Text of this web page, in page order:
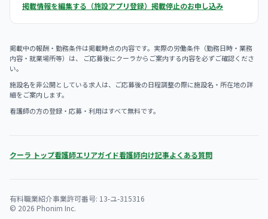
掲載情報を編集する（施設アプリ登録） 掲載停止のお申し込み
掲載中の報酬・勤務条件は掲載時点の内容です。実際の労働条件（勤務日時・業務
内容・就業場所等）は、 ご応募後にクーラからご案内する内容を必ずご確認くださ
い。
施設名を非公開としている求人は、ご応募後の日程調整の際に施設名・所在地の詳
細をご案内します。
看護師の方の登録・応募・利用はすべて無料です。
クーラ トップ看護師エリアガイド看護師向け記事よくある質問
有料職業紹介事業許可番号: 13-ユ-315316
© 2026 Phonim Inc.